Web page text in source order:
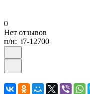
0
Нет отзывов
п/н: i7-12700